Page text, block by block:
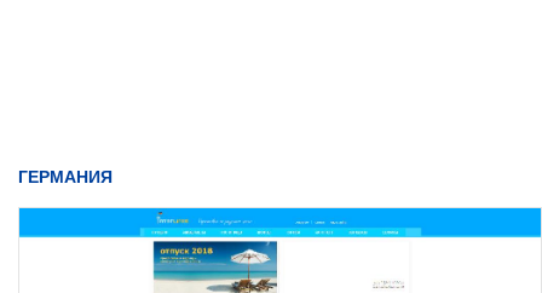
ГЕРМАНИЯ